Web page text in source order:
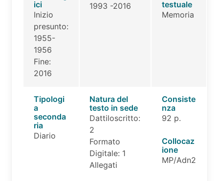
ici
Inizio
presunto:
1955-
1956
Fine:
2016
1993 -2016
testuale
Memoria
Tipologi
a
seconda
ria
Diario
Natura del
testo in sede
Dattiloscritto:
2
Formato
Digitale: 1
Allegati
Consiste
nza
92 p.
Collocaz
ione
MP/Adn2